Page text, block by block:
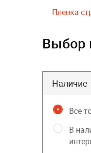
Пленка
Выбор
Наличие
Все
В